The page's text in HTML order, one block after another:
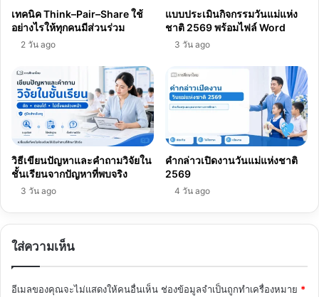
เทคนิค Think–Pair–Share ใช้
อย่างไรให้ทุกคนมีส่วนร่วม
2 วัน ago
แบบประเมินกิจกรรมวันแม่แห่ง
ชาติ 2569 พร้อมไฟล์ Word
3 วัน ago
วิธีเขียนปัญหาและคำถามวิจัยใน
ชั้นเรียนจากปัญหาที่พบจริง
3 วัน ago
คำกล่าวเปิดงานวันแม่แห่งชาติ
2569
4 วัน ago
ใส่ความเห็น
อีเมลของคุณจะไม่แสดงให้คนอื่นเห็น ช่องข้อมูลจำเป็นถูกทำเครื่องหมาย *